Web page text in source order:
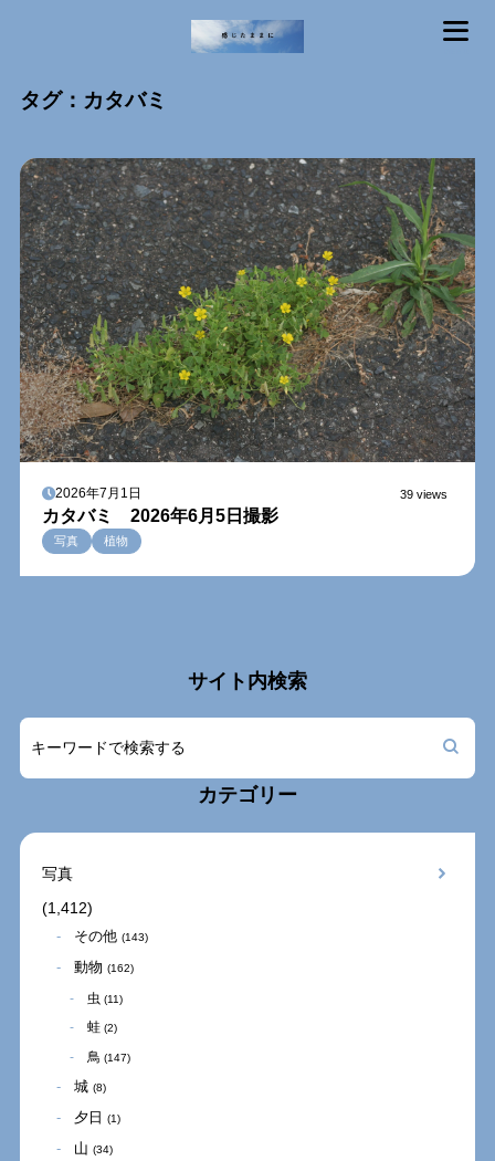
タグ：カタバミ
2026年7月1日 39 views
カタバミ 2026年6月5日撮影
写真 植物
サイト内検索
カテゴリー
写真
(1,412)
その他 (143)
動物 (162)
虫 (11)
蛙 (2)
鳥 (147)
城 (8)
夕日 (1)
山 (34)